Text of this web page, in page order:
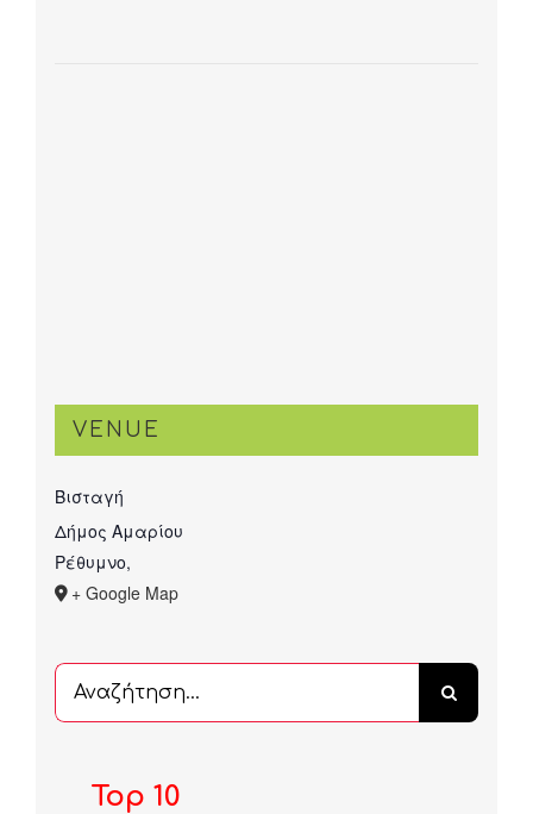
VENUE
Βισταγή
Δήμος Αμαρίου
Ρέθυμνο,
+ Google Map
Αναζήτηση
...
Top 10